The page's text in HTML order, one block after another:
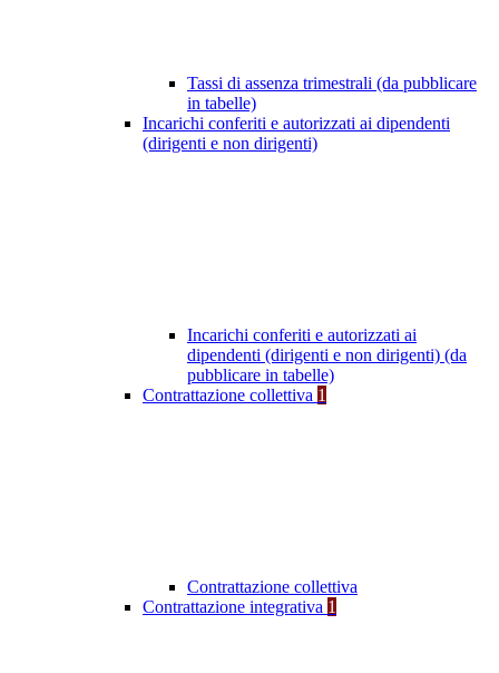
Tassi di assenza trimestrali (da pubblicare
in tabelle)
Incarichi conferiti e autorizzati ai dipendenti
(dirigenti e non dirigenti)
Incarichi conferiti e autorizzati ai
dipendenti (dirigenti e non dirigenti) (da
pubblicare in tabelle)
Contrattazione collettiva 1
Contrattazione collettiva
Contrattazione integrativa 1